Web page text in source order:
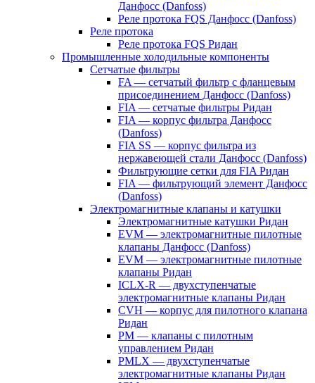
Данфосс (Danfoss)
Реле протока FQS Данфосс (Danfoss)
Реле протока
Реле протока FQS Ридан
Промышленные холодильные компоненты
Сетчатые фильтры
FA — сетчатый фильтр с фланцевым
присоединением Данфосс (Danfoss)
FIA — сетчатые фильтры Ридан
FIA — корпус фильтра Данфосс
(Danfoss)
FIA SS — корпус фильтра из
нержавеющей стали Данфосс (Danfoss)
Фильтрующие сетки для FIA Ридан
FIA — фильтрующий элемент Данфосс
(Danfoss)
Электромагнитные клапаны и катушки
Электромагнитные катушки Ридан
EVM — электромагнитные пилотные
клапаны Данфосс (Danfoss)
EVM — электромагнитные пилотные
клапаны Ридан
ICLX-R — двухступенчатые
электромагнитные клапаны Ридан
CVH — корпус для пилотного клапана
Ридан
PM — клапаны с пилотным
управлением Ридан
PMLX — двухступенчатые
электромагнитные клапаны Ридан